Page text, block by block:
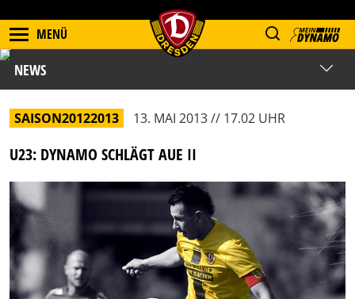
MENÜ
NEWS
SAISON20122013 13. MAI 2013 // 17.02 UHR
U23: DYNAMO SCHLÄGT AUE II